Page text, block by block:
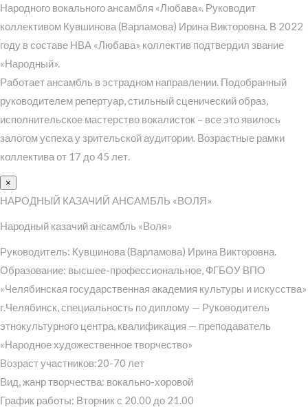
Народного вокального ансамбля «Любава». Руководит
коллективом Кувшинова (Варламова) Ирина Викторовна. В 2022
году в составе НВА «Любава» коллектив подтвердил звание
«Народный».
Работает ансамбль в эстрадном направлении. Подобранный
руководителем репертуар, стильный сценический образ,
исполнительское мастерство вокалисток – все это явилось
залогом успеха у зрительской аудитории. Возрастные рамки
коллектива от 17 до 45 лет.
×
НАРОДНЫЙ КАЗАЧИЙ АНСАМБЛЬ «ВОЛЯ»
Народный казачий ансамбль «Воля»
Руководитель: Кувшинова (Варламова) Ирина Викторовна.
Образование: высшее-профессиональное, ФГБОУ ВПО
«Челябинская государственная академия культуры и искусства»
г.Челябинск, специальность по диплому — Руководитель
этнокультурного центра, квалификация — преподаватель
«Народное художественное творчество»
Возраст участников:20-70 лет
Вид, жанр творчества: вокально-хоровой
График работы: Вторник с 20.00 до 21.00